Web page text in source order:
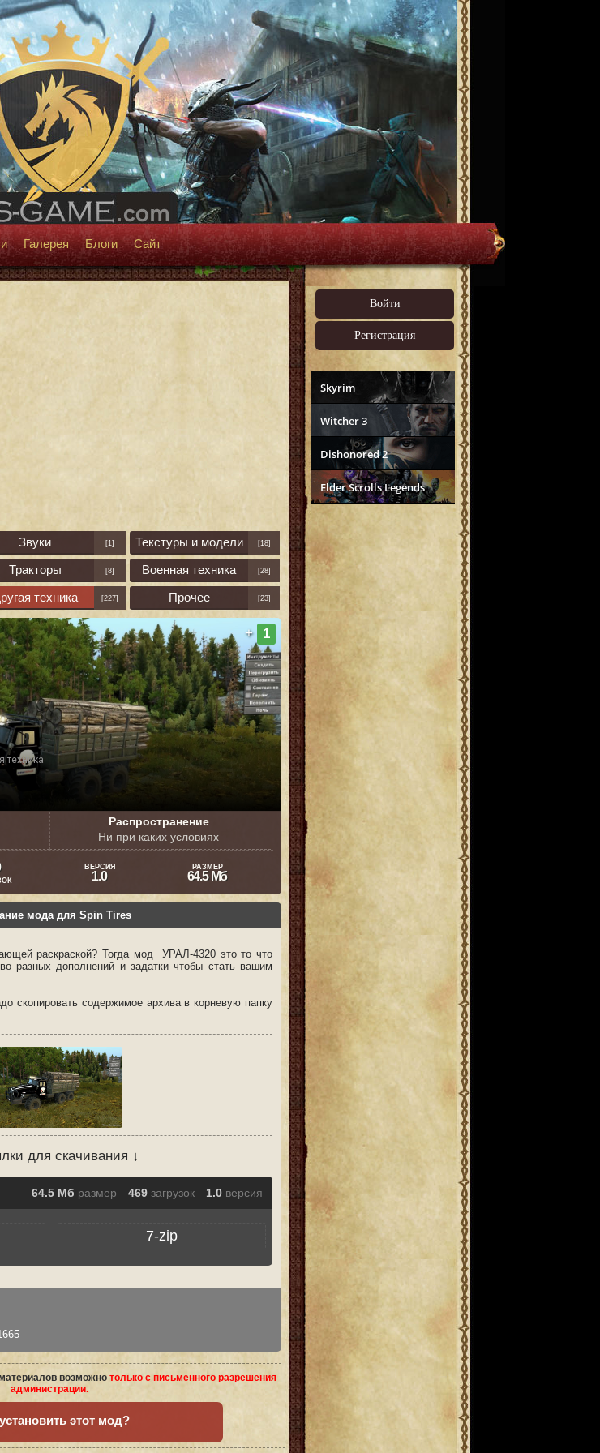
Галерея Блоги Сайт
Войти
Регистрация
Skyrim
Witcher 3
Dishonored 2
Elder Scrolls Legends
Звуки [1] Текстуры и модели [18]
Тракторы [8] Военная техника [28]
техника [227] Прочее [23]
техника
+ 1
Распространение
Ни при каких условиях
ВЕРСИЯ
1.0
РАЗМЕР
64.5 Мб
мода для Spin Tires
раскраской? Тогда мод УРАЛ-4320 это то что
разных дополнений и задатки чтобы стать вашим
скопировать содержимое архива в корневую папку
для скачивания ↓
64.5 Мб размер 469 загрузок 1.0 версия
7-zip
возможно только с письменного разрешения
администрации.
этот мод?